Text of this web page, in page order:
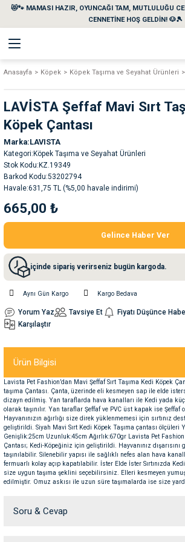
😻🐾 MAMASI HAZIR, OYUNCAĞI TAM, MUTLULUĞU
CENNETİNE HOŞ GELDİN! 🐶🎾
Geri Dön
Geri Dön
Temizlik Ürünleri
Su Kabları
Geri Dön
Geri Dön
Geri Dön
Geri Dön
Anasayfa Köpek Köpek Taşıma ve Seyahat Ürünleri
LAVİSTA Şeffaf Mavi Sırt
Köpek Çantası
Marka LAVISTA
Kategori Köpek Taşıma ve Seyahat Ürünleri
Stok Kodu KZ.19349
Barkod Kodu 53202794
Havale 631,75 TL (%5,00 havale indirimi)
665,00 ₺
Gelince Haber Ver
içinde sipariş verirseniz bugün kargoda.
Aynı Gün Kargo Kargo Bedava
Yorum Yaz Tavsiye Et Fiyatı Düşünce
Karşılaştır
Ürün Bilgisi
Lavista Pet Fashion’dan Mavi Şeffaf Sırt Taşıma Kedi Köpek
taşıma Çantası. Çanta, üzerinde eli kesmeyen sap ile elde
dizayn edilmiş. Yan taraflarda hava kanalları ile Kedi yada
olarak taşınılır. Yan taraflar Şeffaf ve PVC üst kapak ise Şeffaf
Hayvanınızın ağırlığı size direk yüklenmemesi için sırtınız
geliştirildi. Siyah Mavi Sırt Kedi Köpek Taşıma çantası ölçüleri
Genişlik:25cm Uzunluk:45cm Ağırlık:670gr Lavista Pet Fashion
Çantası; Kedi-Köpeğiniz için geliştirildi. Hayvanınız dışarısını
taşınılabilir. Silenebilir yapısı ile sağlıklı nefes alan hava
fermuarlı kolay açıp kapatılabilir. İster Elde İster Sırtınızda
size uygun taşıma şeklini seçebilirsiniz. Elleri kesmeyen
edilmiştir. Omuz askısı ile uzun süre taşımalarda ise size
Soru & Cevap